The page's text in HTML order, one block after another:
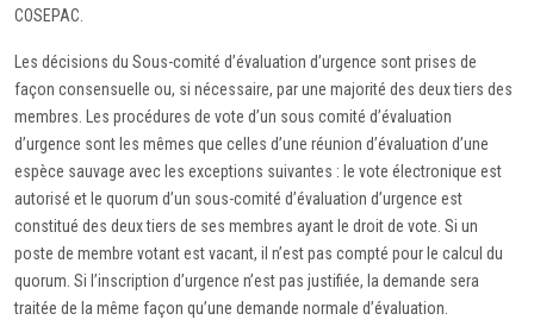
COSEPAC.
Les décisions du Sous-comité d’évaluation d’urgence sont prises de
façon consensuelle ou, si nécessaire, par une majorité des deux tiers des
membres. Les procédures de vote d’un sous comité d’évaluation
d’urgence sont les mêmes que celles d’une réunion d’évaluation d’une
espèce sauvage avec les exceptions suivantes : le vote électronique est
autorisé et le quorum d’un sous-comité d’évaluation d’urgence est
constitué des deux tiers de ses membres ayant le droit de vote. Si un
poste de membre votant est vacant, il n’est pas compté pour le calcul du
quorum. Si l’inscription d’urgence n’est pas justifiée, la demande sera
traitée de la même façon qu’une demande normale d’évaluation.